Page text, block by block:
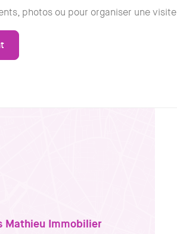
photos ou pour organiser une visite
Mathieu Immobilier